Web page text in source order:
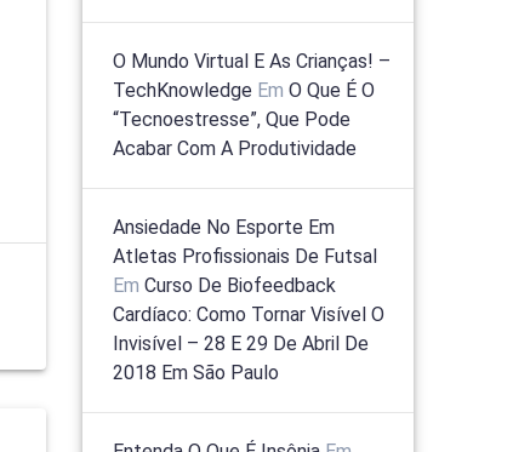
O Mundo Virtual E As Crianças! –
TechKnowledge EmO Que É O
“tecnoestresse”, Que Pode
Acabar Com A Produtividade
Ansiedade No Esporte Em
Atletas Profissionais De Futsal
EmCurso De Biofeedback
Cardíaco: Como Tornar Visível O
Invisível – 28 E 29 De Abril De
2018 Em São Paulo